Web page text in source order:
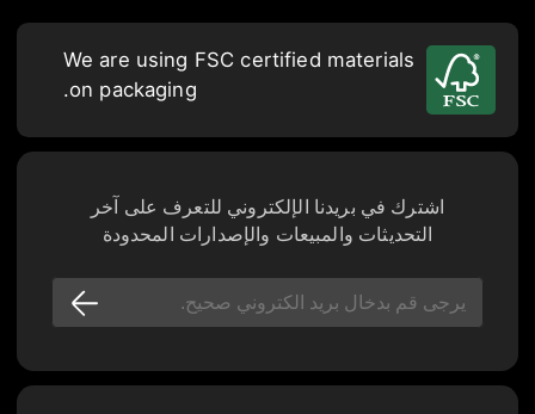
We are using FSC certified materials
on packaging.
اشترك في بريدنا الإلكتروني للتعرف على آخر
التحديثات والمبيعات والإصدارات المحدودة